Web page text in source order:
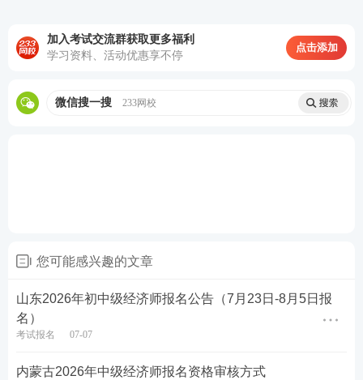
00—8月14日16∶00，11月3日9∶00至11月8日18∶00打
印准考证。
点击进入>>2026年山东中级经济师报名入口
加入考试交流群获取更多福利
学习资料、活动优惠享不停
点击添加
微信搜一搜 233网校
您可能感兴趣的文章
山东2026年初中级经济师报名公告（7月23日-8月5日报
名）
考试报名 07-07
内蒙古2026年中级经济师报名资格审核方式